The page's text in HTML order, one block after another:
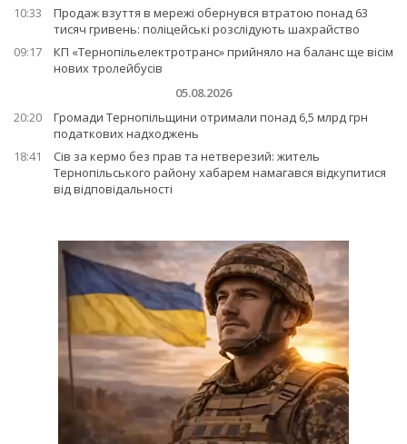
10:33
Продаж взуття в мережі обернувся втратою понад 63
тисяч гривень: поліцейські розслідують шахрайство
09:17
КП «Тернопільелектротранс» прийняло на баланс ще вісім
нових тролейбусів
05.08.2026
20:20
Громади Тернопільщини отримали понад 6,5 млрд грн
податкових надходжень
18:41
Сів за кермо без прав та нетверезий: житель
Тернопільського району хабарем намагався відкупитися
від відповідальності